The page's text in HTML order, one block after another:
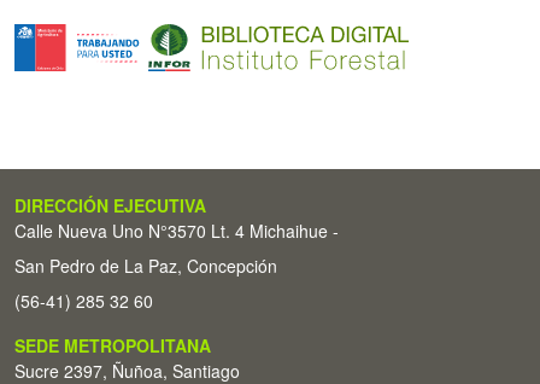
DIRECCIÓN EJECUTIVA
Calle Nueva Uno N°3570 Lt. 4 Michaihue -
San Pedro de La Paz, Concepción
(56-41) 285 32 60
SEDE METROPOLITANA
Sucre 2397, Ñuñoa, Santiago